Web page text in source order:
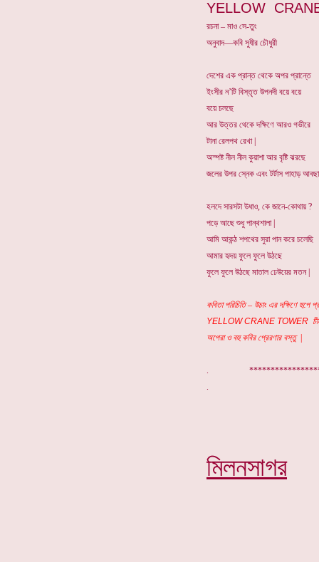
YELLOW
রচনা – মাও সে-তুং
অনুবাদ—কবি সুধীর চৌধুরী
দেশের এক প্রান্ত থেকে অপর প্রান্তে
ইংসীর ন’টি বিস্তৃত উপনদী বয়ে বয়ে
বয়ে চলছে
আর উত্তর থেকে দক্ষিণে আরও গভীরে
টানা রেলপথ রেখা |
অস্পষ্ট নীল নীল কুয়াশা আর বৃষ্টি ঝরছে
জলের উপর স্নেক এবং টর্টাস পাহাড়
হলদে সারসটা উধাও, কে জানে-কোথায় ?
পড়ে আছে শুধু পান্থশালা |
আমি আকন্ঠ শপথের সুরা পান করে চলেছি
আমার হৃদয় ফুলে ফুলে উঠছে
ফুলে ফুলে উঠছে মাতাল ঢেউয়ের মতন |
কবিতা পরিচিতি – উচাং এর দক্ষিণে
YELLOW CRANE TOWER
অপেরা ও বহু কবির প্রেরণার বস্তু|
.
মিলনসাগর